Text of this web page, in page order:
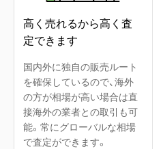
高く売れるから高く査
定できます
国内外に独自の販売ルート
を確保しているので、海外
の方が相場が高い場合は直
接海外の業者との取引も可
能。常にグローバルな相場
で査定ができます。